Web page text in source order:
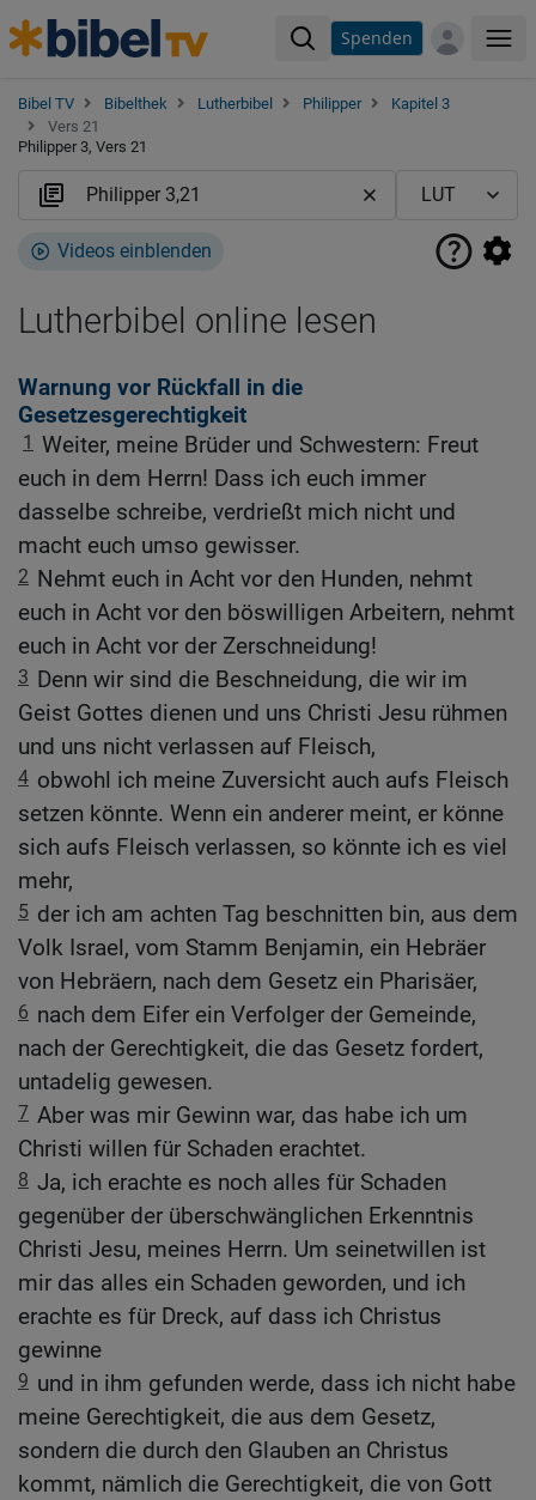
Spenden
Bibel TV Bibelthek Lutherbibel Philipper
Kapitel 3
Vers 21
Philipper 3, Vers 21
Videos einblenden
Lutherbibel online lesen
Warnung vor Rückfall in die
Gesetzesgerechtigkeit
1 Weiter, meine Brüder und Schwestern: Freut
euch in dem Herrn! Dass ich euch immer
dasselbe schreibe, verdrießt mich nicht und
macht euch umso gewisser.
2 Nehmt euch in Acht vor den Hunden, nehmt
euch in Acht vor den böswilligen Arbeitern, nehmt
euch in Acht vor der Zerschneidung!
3 Denn wir sind die Beschneidung, die wir im
Geist Gottes dienen und uns Christi Jesu rühmen
und uns nicht verlassen auf Fleisch,
4 obwohl ich meine Zuversicht auch aufs Fleisch
setzen könnte. Wenn ein anderer meint, er könne
sich aufs Fleisch verlassen, so könnte ich es viel
mehr,
5 der ich am achten Tag beschnitten bin, aus dem
Volk Israel, vom Stamm Benjamin, ein Hebräer
von Hebräern, nach dem Gesetz ein Pharisäer,
6 nach dem Eifer ein Verfolger der Gemeinde,
nach der Gerechtigkeit, die das Gesetz fordert,
untadelig gewesen.
7 Aber was mir Gewinn war, das habe ich um
Christi willen für Schaden erachtet.
8 Ja, ich erachte es noch alles für Schaden
gegenüber der überschwänglichen Erkenntnis
Christi Jesu, meines Herrn. Um seinetwillen ist
mir das alles ein Schaden geworden, und ich
erachte es für Dreck, auf dass ich Christus
gewinne
9 und in ihm gefunden werde, dass ich nicht habe
meine Gerechtigkeit, die aus dem Gesetz,
sondern die durch den Glauben an Christus
kommt, nämlich die Gerechtigkeit, die von Gott